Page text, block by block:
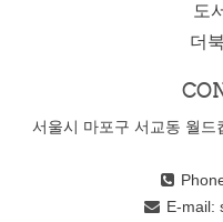
도
더
서울시 마포구 서교동 월
E-mail: